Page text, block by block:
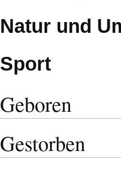
Natur und
Sport
Geboren
Gestorben